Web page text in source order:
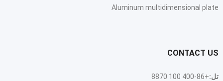
Aluminum multidimensional plate
CONTACT US
تل:+86-400 100 8870